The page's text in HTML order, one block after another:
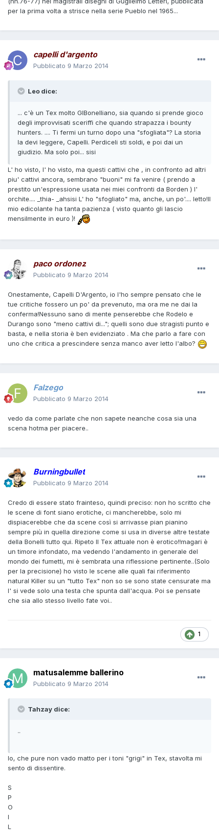
per la prima volta a strisce nella serie Pueblo nel 1965...
capelli d'argento
Pubblicato 9 Marzo 2014
Leo dice:
... c'è un Tex molto GlBonelliano, sia quando si prende gioco
degli improvvisati sceriffi che quando strapazza i bounty
hunters. .... Ti fermi un turno dopo una "sfogliata"? La storia
la devi leggere, Capelli. Perdiceli sti soldi, e poi dai un
giudizio. Ma solo poi... sisi
L' ho visto, l' ho visto, ma questi cattivi che , in confronto ad altri
piu' cattivi ancora, sembrano "buoni" mi fa venire ( prendo a
prestito un'espressione usata nei miei confronti da Borden ) l'
orchite.... _thia- _ahsisi L' ho "sfogliato" ma, anche, un po'.... letto!Il
mio edicolante ha tanta pazienza ( visto quanto gli lascio
mensilmente in euro )!
paco ordonez
Pubblicato 9 Marzo 2014
Onestamente, Capelli D'Argento, io l'ho sempre pensato che le
tue critiche fossero un po' da prevenuto, ma ora me ne dai la
conferma!Nessuno sano di mente penserebbe che Rodelo e
Durango sono "meno cattivi di..."; quelli sono due stragisti punto e
basta, e nella storia è ben evidenziato . Ma che parlo a fare con
uno che critica a prescindere senza manco aver letto l'albo?
Falzego
Pubblicato 9 Marzo 2014
vedo da come parlate che non sapete neanche cosa sia una
scena hotma per piacere..
Burningbullet
Pubblicato 9 Marzo 2014
Credo di essere stato frainteso, quindi preciso: non ho scritto che
le scene di font siano erotiche, ci mancherebbe, solo mi
dispiacerebbe che da scene così si arrivasse pian pianino
sempre più in quella direzione come si usa in diverse altre testate
della Bonelli tutto qui. Ripeto Il Tex attuale non è erotico!!magari è
un timore infondato, ma vedendo l'andamento in generale del
mondo dei fumetti, mi è sembrata una riflessione pertinente..(Solo
per la precisione) ho visto le scene alle quali fai riferimento
natural Killer su un "tutto Tex" non so se sono state censurate ma
l' si vede solo una testa che spunta dall'acqua. Poi se pensate
che sia allo stesso livello fate voi..
1
matusalemme ballerino
Pubblicato 9 Marzo 2014
Tahzay dice:
..
Io, che pure non vado matto per i toni "grigi" in Tex, stavolta mi
sento di dissentire.
S
P
O
I
L